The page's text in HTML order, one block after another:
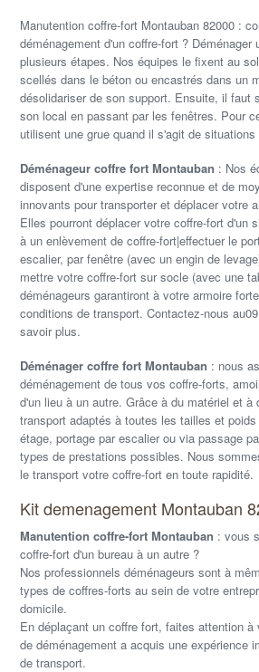
Manutention coffre-fort Montauban 82000 :
déménagement d'un coffre-fort ?
plusieurs étapes. Nos équipes le fixent au
scellés dans le béton ou encastrés dans un
désolidariser de son support. Ensuite, il faut
son local en passant par les fenêtres. Pour
utilisent une grue quand il s'agit de
Déménageur coffre fort Montauban : Nos
disposent d'une expertise reconnue et de
innovants pour transporter et déplacer votre
Elles pourront déplacer votre coffre-fort d'un
à un enlèvement de coffre-fort|effectuer le
escalier, par fenêtre (avec un engin de
mettre votre coffre-fort sur socle (avec une
déménageurs garantiront à votre armoire
conditions de transport. Contactez-nous
savoir plus.
Déménager coffre fort Montauban : nous
déménagement de tous vos coffre-forts,
d'un lieu à un autre. Grâce à du matériel et à
transport adaptés à toutes les tailles et
étage, portage par escalier ou via passage
types de prestations possibles. Nous
le transport votre coffre-fort en toute rapidité.
Kit demenagement Montauban
Manutention coffre-fort Montauban : vous
coffre-fort d'un bureau à un autre ?
Nos professionnels déménageurs sont à
types de coffres-forts au sein de votre
domicile.
En déplaçant un coffre fort, faites attention
de déménagement a acquis une expérience
de transport.